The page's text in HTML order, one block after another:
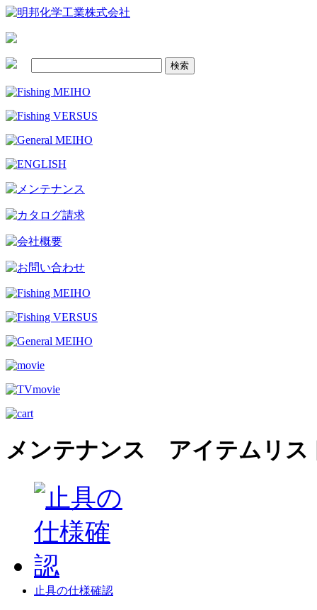
メンテナンス アイテムリス
止具の仕様確認